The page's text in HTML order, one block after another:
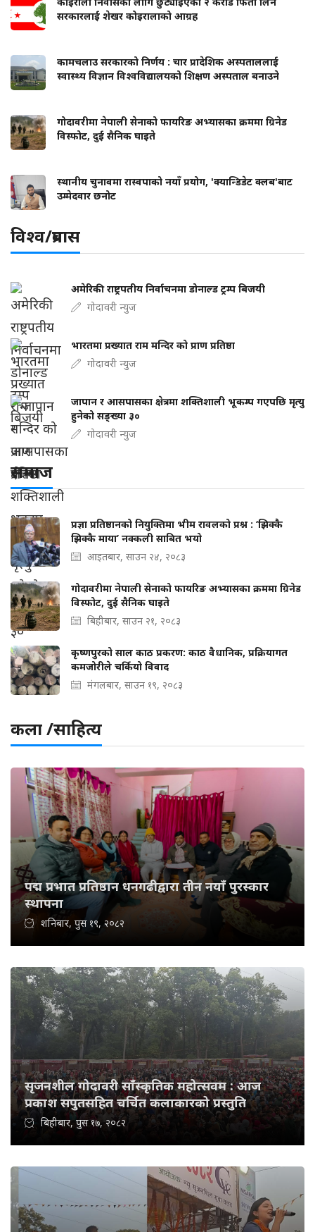
सरकारलाई शेखर कोइरालाको आग्रह
कामचलाउ सरकारको निर्णय : चार प्रादेशिक अस्पताललाई
स्वास्थ्य विज्ञान विश्वविद्यालयको शिक्षण अस्पताल बनाउने
गोदावरीमा नेपाली सेनाको फायरिङ अभ्यासका क्रममा ग्रिनेड
विस्फोट, दुई सैनिक घाइते
स्थानीय चुनावमा रास्वपाको नयाँ प्रयोग, 'क्यान्डिडेट क्लब'बाट
उम्मेदवार छनोट
विश्व/प्रबास
अमेरिकी राष्ट्रपतीय निर्वाचनमा डोनाल्ड ट्रम्प बिजयी
गोदावरी न्युज
भारतमा प्रख्यात राम मन्दिर को प्राण प्रतिष्ठा
गोदावरी न्युज
जापान र आसपासका क्षेत्रमा शक्तिशाली भूकम्प गएपछि मृत्यु
हुनेको सङ्ख्या ३०
गोदावरी न्युज
समाज
प्रज्ञा प्रतिष्ठानको नियुक्तिमा भीम रावलको प्रश्न : ‘झिक्कै
झिक्कै माया’ नक्कली साबित भयो
आइतबार, साउन २४, २०८३
गोदावरीमा नेपाली सेनाको फायरिङ अभ्यासका क्रममा ग्रिनेड
विस्फोट, दुई सैनिक घाइते
बिहीबार, साउन २१, २०८३
कृष्णपुरको साल काठ प्रकरण: काठ वैधानिक, प्रक्रियागत
कमजोरीले चर्कियो विवाद
मंगलबार, साउन १९, २०८३
कला /साहित्य
पद्म प्रभात प्रतिष्ठान धनगढीद्वारा तीन नयाँ पुरस्कार
स्थापना
शनिबार, पुस १९, २०८२
सृजनशील गोदावरी साँस्कृतिक महोत्सवम : आज
प्रकाश सपुतसहित चर्चित कलाकारको प्रस्तुति
बिहीबार, पुस १७, २०८२